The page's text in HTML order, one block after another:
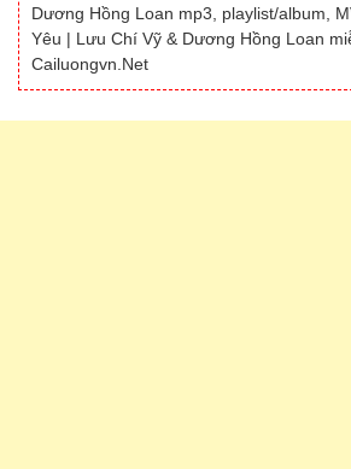
Dương Hồng Loan mp3, playlist/album,
Yêu | Lưu Chí Vỹ & Dương Hồng Loan
Cailuongvn.Net